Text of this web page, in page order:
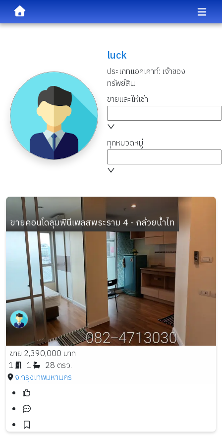
luck
ประเภทแอคเคาท์: เจ้าของ
ทรัพย์สิน
ขายและให้เช่า
ทุกหมวดหมู่
ขายคอนโดลุมพินีเพลสพระราม 4 - กล้วยน้ำไท
ขาย 2,390,000 บาท
1
1
28 ตรว.
จ.กรุงเทพมหานคร